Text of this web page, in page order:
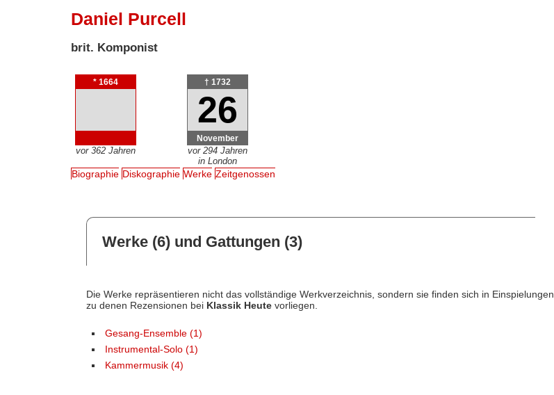
Daniel Purcell
brit. Komponist
* 1664
vor 362 Jahren
† 1732
26
November
vor 294 Jahren
in London
Biographie Diskographie Werke Zeitgenossen
Werke (6) und Gattungen (3)
Die Werke repräsentieren nicht das vollständige Werkverzeichnis, sondern sie finden sich in Einspielungen,
zu denen Rezensionen bei Klassik Heutevorliegen.
Gesang-Ensemble (1)
Instrumental-Solo (1)
Kammermusik (4)